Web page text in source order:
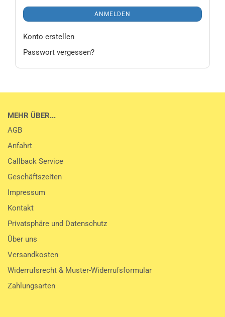
ANMELDEN
Konto erstellen
Passwort vergessen?
MEHR ÜBER...
AGB
Anfahrt
Callback Service
Geschäftszeiten
Impressum
Kontakt
Privatsphäre und Datenschutz
Über uns
Versandkosten
Widerrufsrecht & Muster-Widerrufsformular
Zahlungsarten